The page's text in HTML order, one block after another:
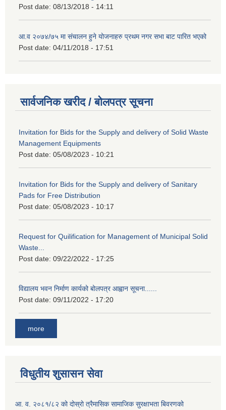
Post date: 08/13/2018 - 14:11
आ.व २०७४/७५ मा संचालन हुने योजनाहरु प्रथम नगर सभा बाट पारित भएको
Post date: 04/11/2018 - 17:51
सार्वजनिक खरीद / बोलपत्र सूचना
Invitation for Bids for the Supply and delivery of Solid Waste
Management Equipments
Post date: 05/08/2023 - 10:21
Invitation for Bids for the Supply and delivery of Sanitary
Pads for Free Distribution
Post date: 05/08/2023 - 10:17
Request for Quilification for Management of Municipal Solid
Waste...
Post date: 09/22/2022 - 17:25
विद्यालय भवन निर्माण कार्यको बोलपत्र आह्वान सूचना......
Post date: 09/11/2022 - 17:20
more
विधुतीय शुसासन सेवा
आ. व. २०८१/८२ को दोस्रो त्रैमासिक सामाजिक सुरक्षाभता बिवरणको